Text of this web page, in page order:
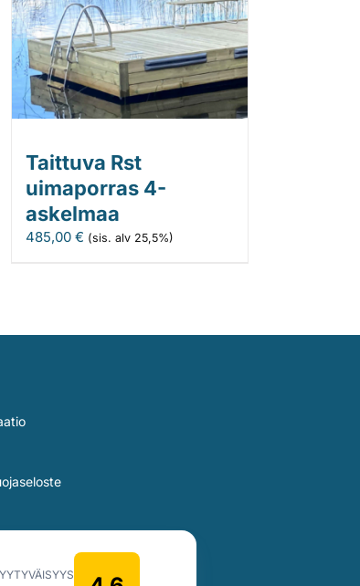
Taittuva Rst
uimaporras 4-
askelmaa
485,00 € (sis. alv 25,5%)